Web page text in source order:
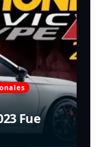
Fue